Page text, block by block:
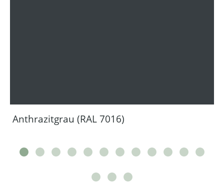
Anthrazitgrau (RAL 7016)